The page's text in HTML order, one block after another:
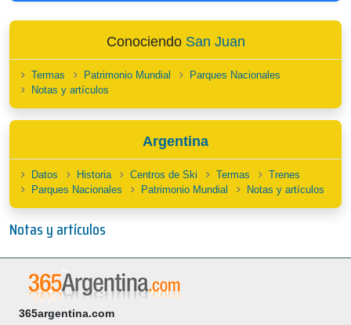
Conociendo San Juan
Termas Patrimonio Mundial
Parques Nacionales
Notas y artículos
Argentina
Datos Historia Centros de Ski Termas
Trenes
Parques Nacionales
Patrimonio Mundial Notas y artículos
Notas y artículos
365argentina.com